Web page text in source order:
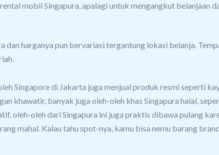
mobil Singapura, apalagi untuk mengangkut belanjaan
dan harganya pun bervariasi tergantung lokasi belanja.
Singapore di Jakarta juga menjual produk resmi seperti
khawatir, banyak juga oleh-oleh khas Singapura halal,
oleh-oleh dari Singapura ini juga praktis dibawa pulang
mahal. Kalau tahu spot-nya, kamu bisa nemu barang